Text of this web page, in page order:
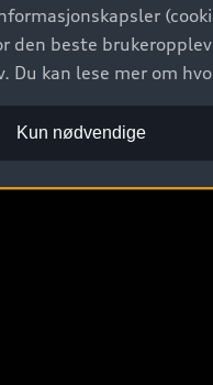
den beste
Du kan lese mer om
Kun nødvendige